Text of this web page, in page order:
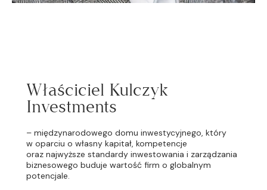
Właściciel Kulczyk
Investments
– międzynarodowego domu inwestycyjnego, który
w oparciu o własny kapitał, kompetencje
oraz najwyższe standardy inwestowania i zarządzania
biznesowego buduje wartość firm o globalnym
potencjale.